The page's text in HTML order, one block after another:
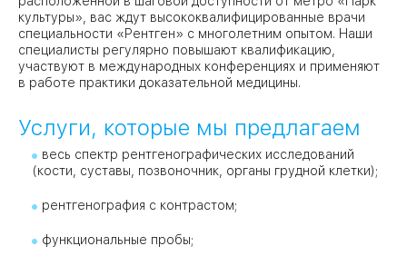
ЗАО 03
06
12
Теплый Стан Пражская
Академическая
Янгеля
культуры», вас ждут высококвалифицированные врачи
специальности «Рентген» с многолетним опытом. Наши
специалисты регулярно повышают квалификацию,
участвуют в международных конференциях и применяют
в работе практики доказательной медицины.
Услуги, которые мы предлагаем
весь спектр рентгенографических исследований
(кости, суставы, позвоночник, органы грудной клетки);
рентгенография с контрастом;
функциональные пробы;